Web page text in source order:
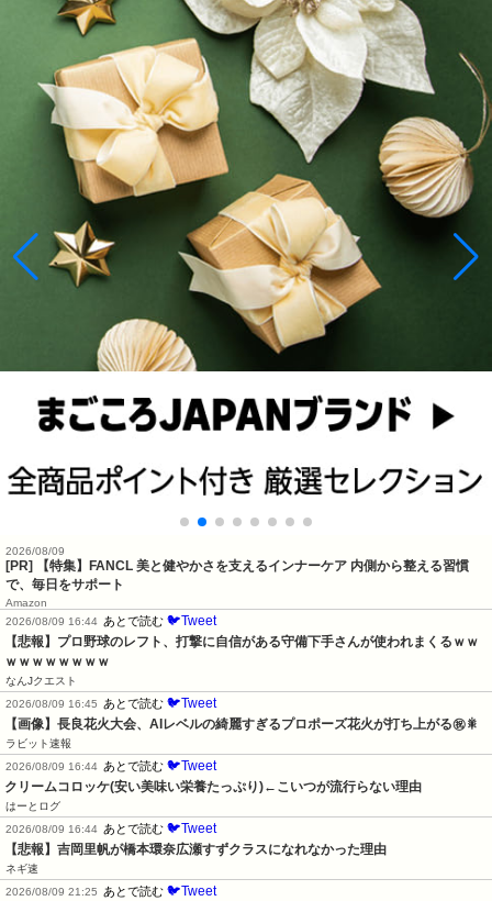
2026/08/09
[PR] 【特集】FANCL 美と健やかさを支えるインナーケア 内側から整える習慣
で、毎日をサポート
Amazon
2026/08/09 16:44 あとで読む 🐦Tweet
【悲報】プロ野球のレフト、打撃に自信がある守備下手さんが使われまくるｗｗ
ｗｗｗｗｗｗｗｗ
なんJクエスト
2026/08/09 16:45
あとで読む 🐦Tweet
【画像】長良花火大会、AIレベルの綺麗すぎるプロポーズ花火が打ち上がる㊗🎇
ラビット速報
2026/08/09 16:44 あとで読む 🐦Tweet
クリームコロッケ(安い美味い栄養たっぷり)←こいつが流行らない理由
はーとログ
2026/08/09 16:44 あとで読む 🐦Tweet
【悲報】吉岡里帆が橋本環奈広瀬すずクラスになれなかった理由
ネギ速
2026/08/09 21:25
あとで読む 🐦Tweet